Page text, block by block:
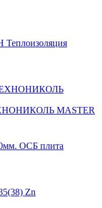
Теплоизоляция
MASTER
ОСБ плита
Zn